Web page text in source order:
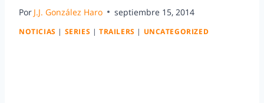
Por J.J. González Haro septiembre 15, 2014
NOTICIAS | SERIES | TRAILERS | UNCATEGORIZED